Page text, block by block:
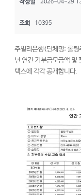
작성일 2026-04-29
조회 10395
주빌리은행(단체명: 롤
년 연간 기부금모금액 및
택스에 각각 공개합니다.